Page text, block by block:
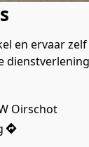
en ervaar
Oirschot